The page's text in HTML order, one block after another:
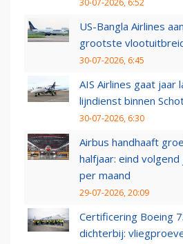
30-07-2026, 6:52
US-Bangla Airlines
grootste
30-07-2026, 6:45
AIS Airlines gaat jaar
lijndienst binnen
30-07-2026, 6:30
Airbus handhaaft
halfjaar: eind volgend
per maand
29-07-2026, 20:09
Certificering Boeing
dichterbij: